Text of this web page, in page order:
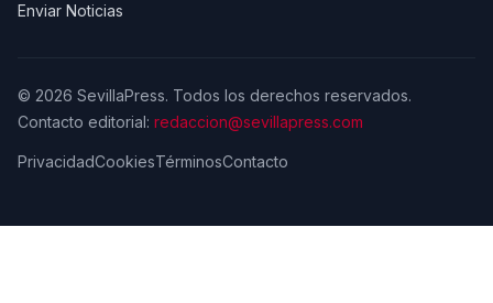
Enviar Noticias
© 2026 SevillaPress. Todos los derechos reservados.
Contacto editorial: redaccion@sevillapress.com
PrivacidadCookiesTérminosContacto